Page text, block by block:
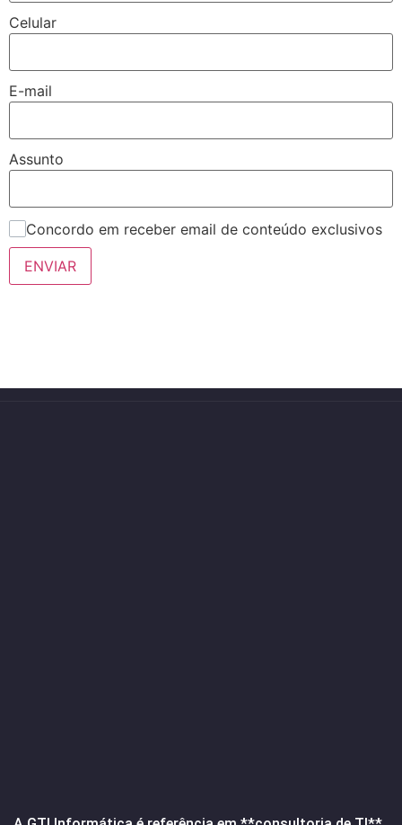
Celular
E-mail
Assunto
Concordo em receber email de conteúdo exclusivos
ENVIAR